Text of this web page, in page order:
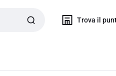
Trova il